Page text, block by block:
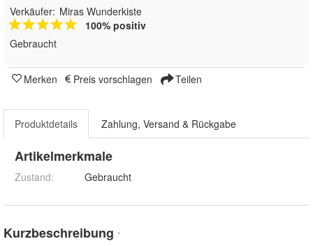
Verkäufer: Miras Wunderkiste
100% positiv
Gebraucht
Merken Preis vorschlagen Teilen
Produktdetails Zahlung, Versand & Rückgabe
Artikelmerkmale
Zustand: Gebraucht
Kurzbeschreibung *